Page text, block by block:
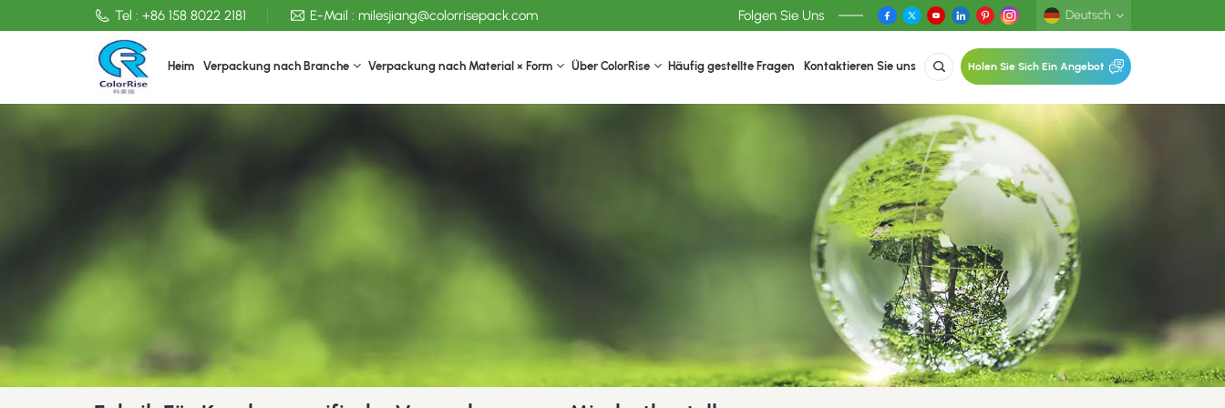
Tel : +86 158 8022 2181 E-Mail : milesjiang@colorrisepack.com Folgen Sie Uns Deutsch
Deutsch
Heim Verpackung nach Branche Verpackung nach Material × Form Über ColorRise Häufig gestellte Fragen Kontaktieren Sie uns Holen Sie Sich Ein Angebot